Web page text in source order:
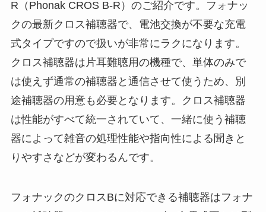
R（Phonak CROS B-R）のご紹介です。フォナッ
クの最新クロス補聴器で、電池交換が不要な充電
式タイプですので扱いが非常にラクになります。
クロス補聴器は片耳難聴用の機種で、単体のみで
は使えず通常の補聴器と通信させて使うため、別
途補聴器の用意も必要となります。クロス補聴器
は性能がすべて統一されていて、一緒に使う補聴
器によって雑音の処理性能や指向性による聞きと
りやすさなどが変わるんです。
フォナックのクロスBに対応できる補聴器はフォナ